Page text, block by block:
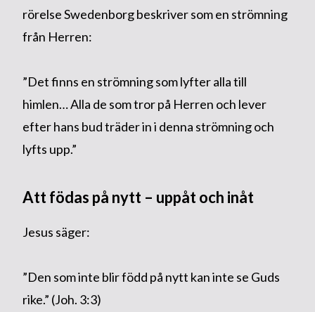
rörelse Swedenborg beskriver som en strömning
från Herren:
”Det finns en strömning som lyfter alla till
himlen… Alla de som tror på Herren och lever
efter hans bud träder in i denna strömning och
lyfts upp.”
Att födas på nytt – uppåt och inåt
Jesus säger:
”Den som inte blir född på nytt kan inte se Guds
rike.” (Joh. 3:3)